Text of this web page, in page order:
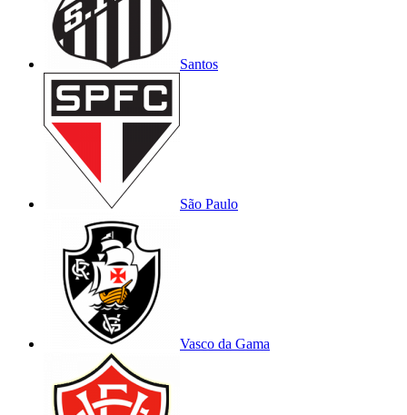
Santos
São Paulo
Vasco da Gama